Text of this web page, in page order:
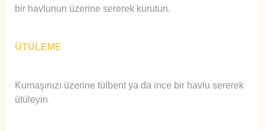
bir havlunun üzerine sererek kurutun.
ÜTÜLEME
Kumaşınızı üzerine tülbent ya da ince bir havlu sererek
ütüleyin.